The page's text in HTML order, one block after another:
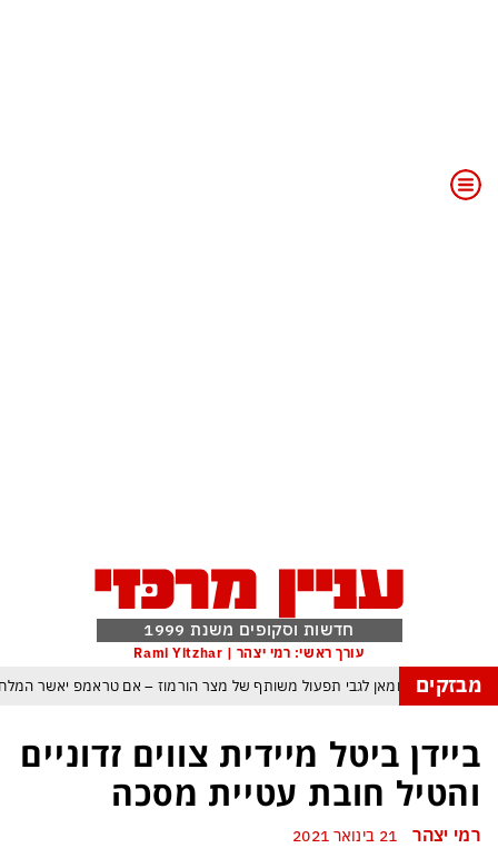
חדשות וסקופים משנת 1999
עורך ראשי: רמי יצהר | Rami Yitzhar
מבזקים
יש הסכמות עם עומאן לגבי תפעול משותף של מצר הורמוז – אם טראמפ יאשר
להתקפה ומיירטים להגנה – טראמפ נשאר רק עם ציוצי האיום המגוחכים שלא
גרדום כמדיניות: כך הפכה ההוצאה להורג לכלי ההרתעה המרכזי של
טראמפ, א-סיסי, ארדואן ושליט קטאר מכנסים פגישת ״כיפה אדומה״
ביידן ביטל מיידית צווים זדוניים
והטיל חובת עטיית מסכה
רמי יצהר